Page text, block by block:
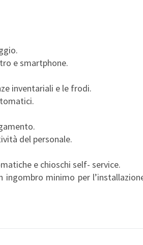
e smartphone.
inventariali e le frodi.
del personale.
e chioschi self- service.
minimo per